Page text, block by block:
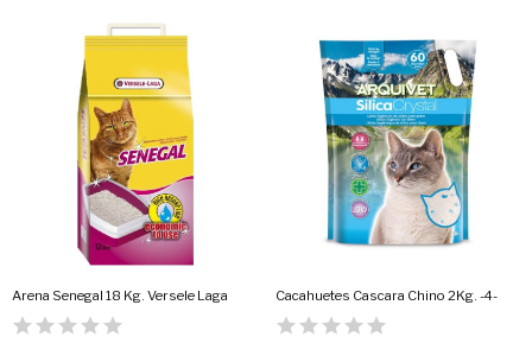
Arena Senegal 18 Kg. Versele Laga Cacahuetes Cascara Chino 2Kg. -4-